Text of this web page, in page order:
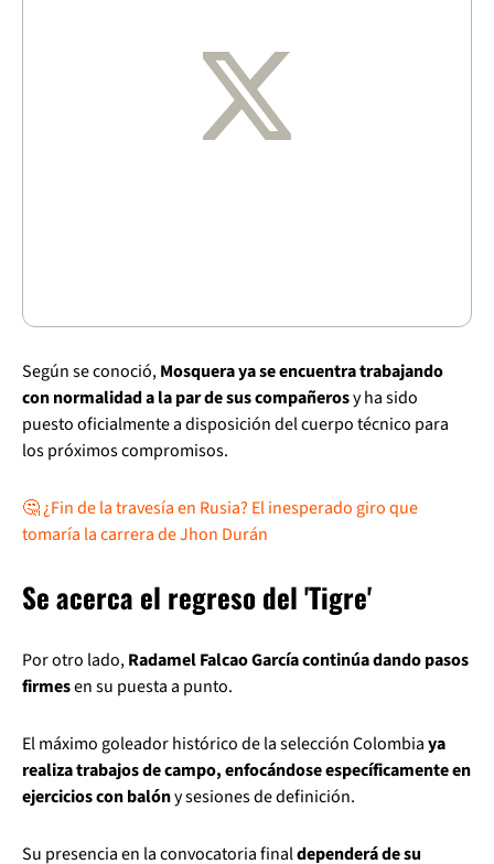
Según se conoció,Mosquera ya se encuentra trabajando
con normalidad a la par de sus compañerosy ha sido
puesto oficialmente a disposición del cuerpo técnico para
los próximos compromisos.
🤔 ¿Fin de la travesía en Rusia? El inesperado giro que
tomaría la carrera de Jhon Durán
Se acerca el regreso del 'Tigre'
Por otro lado,Radamel Falcao García continúa dando pasos
firmesen su puesta a punto.
El máximo goleador histórico de la selección Colombiaya
realiza trabajos de campo, enfocándose específicamente en
ejercicios con balóny sesiones de definición.
Su presencia en la convocatoria finaldependerá de su